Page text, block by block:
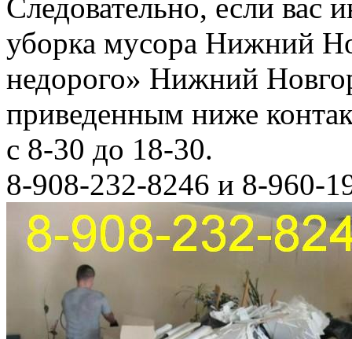
Следовательно, если вас
уборка мусора Нижний
недорого» Нижний
приведенным ниже
с 8-30 до 18-30.
8-908-232-8246 и 8-960-